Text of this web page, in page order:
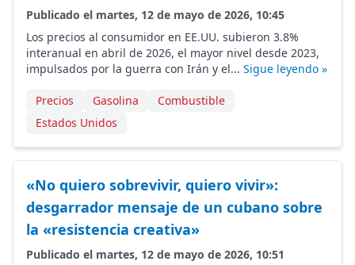
Publicado el martes, 12 de mayo de 2026, 10:45
Los precios al consumidor en EE.UU. subieron 3.8%
interanual en abril de 2026, el mayor nivel desde 2023,
impulsados por la guerra con Irán y el... Sigue leyendo »
Precios Gasolina
Combustible
Estados Unidos
«No quiero sobrevivir, quiero vivir»:
desgarrador mensaje de un cubano sobre
la «resistencia creativa»
Publicado el martes, 12 de mayo de 2026, 10:51